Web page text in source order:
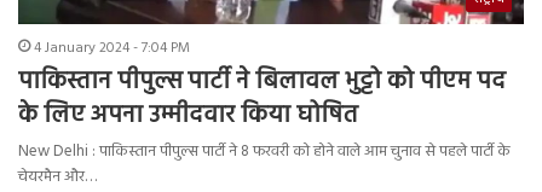
4 January 2024 - 7:04 PM
पाकिस्तान पीपुल्स पार्टी ने बिलावल भुट्टो को पीएम पद
के लिए अपना उम्मीदवार किया घोषित
New Delhi : पाकिस्तान पीपुल्स पार्टी ने 8 फरवरी को होने वाले आम चुनाव से पहले पार्टी के
चेयरमैन और…